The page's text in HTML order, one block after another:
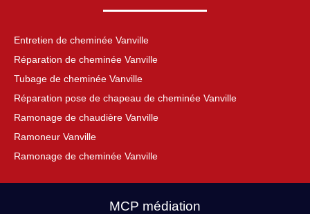
Entretien de cheminée Vanville
Réparation de cheminée Vanville
Tubage de cheminée Vanville
Réparation pose de chapeau de cheminée Vanville
Ramonage de chaudière Vanville
Ramoneur Vanville
Ramonage de cheminée Vanville
MCP médiation